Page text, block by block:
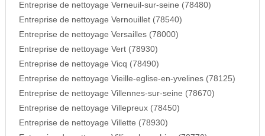
Entreprise de nettoyage Verneuil-sur-seine (78480)
Entreprise de nettoyage Vernouillet (78540)
Entreprise de nettoyage Versailles (78000)
Entreprise de nettoyage Vert (78930)
Entreprise de nettoyage Vicq (78490)
Entreprise de nettoyage Vieille-eglise-en-yvelines (78125)
Entreprise de nettoyage Villennes-sur-seine (78670)
Entreprise de nettoyage Villepreux (78450)
Entreprise de nettoyage Villette (78930)